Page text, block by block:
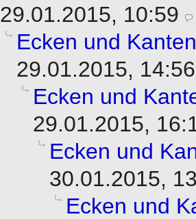
29.01.2015, 10:59
Ecken und
29.01.2015, 14:56
Ecken und
29.01.2015,
Ecken und
30.01.2015,
Ecken und